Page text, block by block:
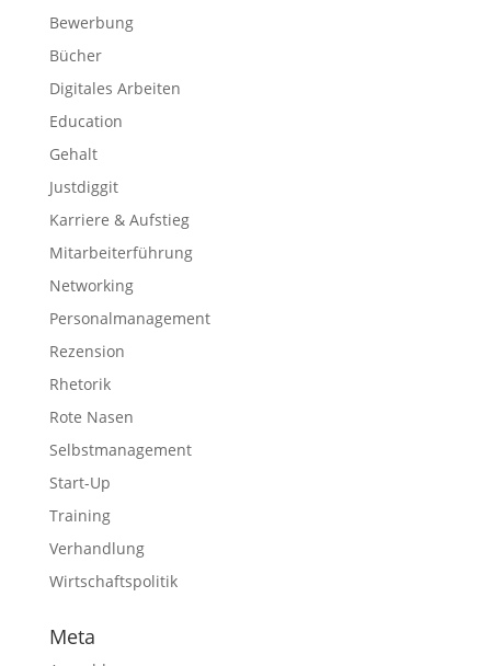
Bewerbung
Bücher
Digitales Arbeiten
Education
Gehalt
Justdiggit
Karriere & Aufstieg
Mitarbeiterführung
Networking
Personalmanagement
Rezension
Rhetorik
Rote Nasen
Selbstmanagement
Start-Up
Training
Verhandlung
Wirtschaftspolitik
Meta